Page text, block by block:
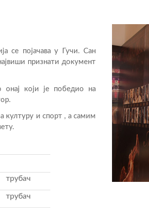
се појачава у Гучи. Сан
признати документ
који је победио на
културу и спорт , а самим
трубач
трубач